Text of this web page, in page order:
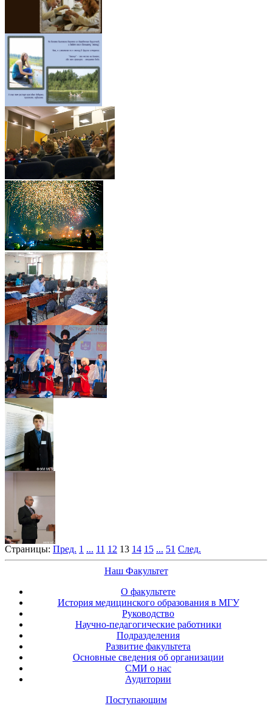
Страницы: Пред. 1 ... 11 12 13 14 15 ... 51 След.
Наш Факультет
О факультете
История медицинского образования в МГУ
Руководство
Научно-педагогические работники
Подразделения
Развитие факультета
Основные сведения об организации
СМИ о нас
Аудитории
Поступающим